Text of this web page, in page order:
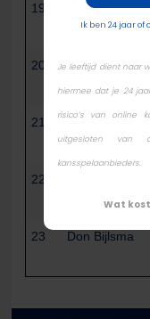
19 Nico Yuen
20 Mike Debler
21 Alberto
22
23 Don Bijlsma
Ik ben 24 jaar
Je leeftijd dient naar
hiermee dat je 24
risico’s van online
uitgesloten van
kansspelaanbieders.
Wat